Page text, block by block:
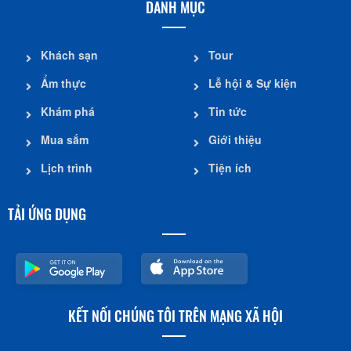
DANH MỤC
Khách sạn
Ẩm thực
Khám phá
Mua sắm
Lịch trình
Tour
Lễ hội & Sự kiện
Tin tức
Giới thiệu
Tiện ích
TẢI ỨNG DỤNG
KẾT NỐI CHÚNG TÔI TRÊN MẠNG XÃ HỘI